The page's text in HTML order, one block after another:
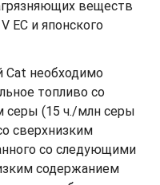
веществ
ЕС и японского
Cat необходимо
топливо со
серы (15 ч./млн серы
сверхнизким
со следующими
содержанием